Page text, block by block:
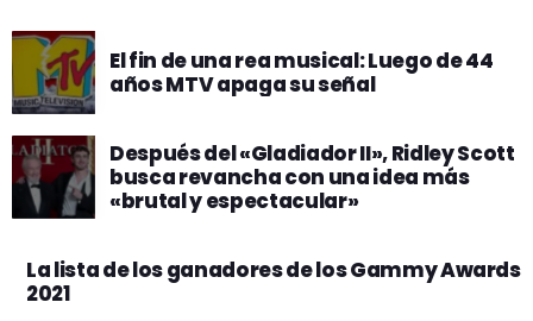
El fin de una rea musical: Luego de 44
años MTV apaga su señal
Después del «Gladiador II», Ridley Scott
busca revancha con una idea más
«brutal y espectacular»
La lista de los ganadores de los Gammy Awards
2021